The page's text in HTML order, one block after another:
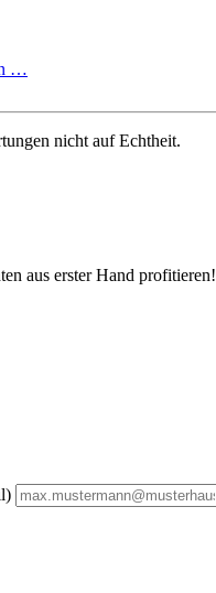
…
nicht auf Echtheit.
aus erster Hand profitieren!